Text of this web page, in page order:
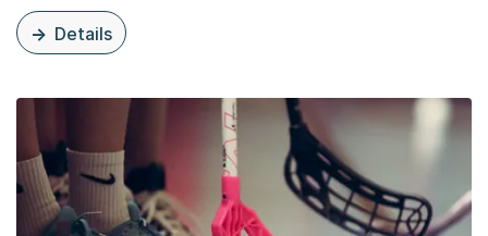
Details
zu dieser Organisationsseite: Abteilung Kinder- und